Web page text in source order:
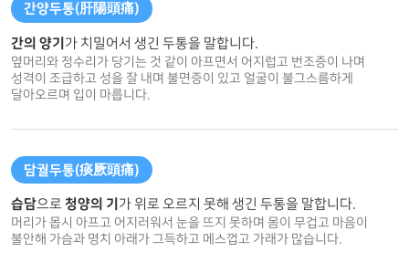
간양두통(肝陽頭痛)
간의 양기 가 치밀어서 생긴 두통을 말합니다.
옆머리와 정수리가 당기는 것 같이 아프면서 어지럽고 번조증이 나며
성격이 조급하고 성을 잘 내며 불면증이 있고 얼굴이 불그스름하게
달아오르며 입이 마릅니다.
담궐두통(痰厥頭痛)
습담으로 청양의 기 가 위로 오르지 못해 생긴 두통을 말합니다.
머리가 몹시 아프고 어지러워서 눈을 뜨지 못하며 몸이 무겁고 마음이
불안해 가슴과 명치 아래가 그득하고 메스껍고 가래가 많습니다.